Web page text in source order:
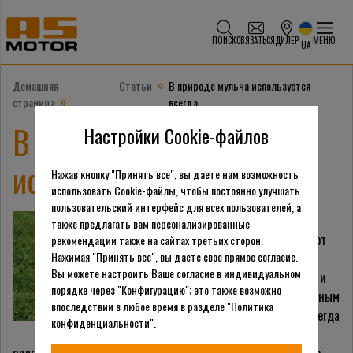
ПОИСКСВЯЗАТЬСЯДИЛЕР UA МЕНЮ
Домашняя
страница »
Статьи » В природе мульча используется
всегда
В природе мульча
используется всегда
Мульча была придумана
далеко не человеком, этот
материал активно
используется в природе, и
он получается естественным
путем, то есть он есть всегда
Настройки Cookie-файлов
Нажав кнопку "Принять все", вы даете нам возможность
использовать Cookie-файлы, чтобы постоянно улучшать
пользовательский интерфейс для всех пользователей, а
также предлагать вам персонализированные
рекомендации также на сайтах третьих сторон.
Нажимая "Принять все", вы даете свое прямое согласие.
Вы можете настроить Ваше согласие в индивидуальном
порядке через "Конфигурацию"; это также возможно
впоследствии в любое время в разделе "Политика
конфиденциальности".